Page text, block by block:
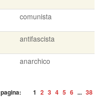
comunista
antifascista
anarchico
pagina: 1 2 3 4 5 6 ... 38